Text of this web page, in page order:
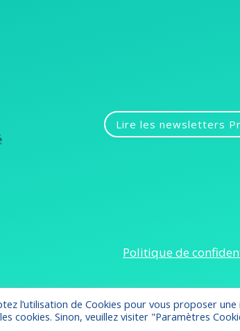
Lire les newsletters
Politique de
l’utilisation de Cookies pour vous proposer
cookies. Sinon, veuillez visiter "Paramètres